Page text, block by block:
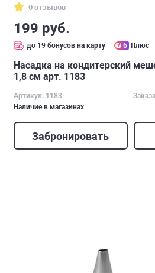
0 отзывов
199 руб.
до 19 бонусов на карту 6 Плюс
Насадка на кондитерский
1,8 см арт. 1183
Артикул: 1183
Наличие в магазинах
Забронировать